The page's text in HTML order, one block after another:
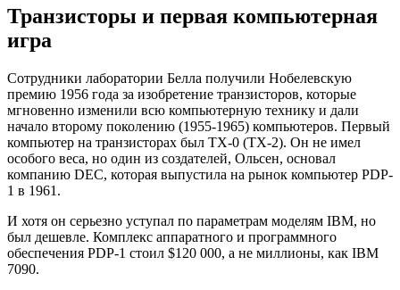
Транзисторы и первая компьютерная
игра
Сотрудники лаборатории Белла получили Нобелевскую
премию 1956 года за изобретение транзисторов, которые
мгновенно изменили всю компьютерную технику и дали
начало второму поколению (1955-1965) компьютеров. Первый
компьютер на транзисторах был TX-0 (TX-2). Он не имел
особого веса, но один из создателей, Ольсен, основал
компанию DEC, которая выпустила на рынок компьютер PDP-
1 в 1961.
И хотя он серьезно уступал по параметрам моделям IBM, но
был дешевле. Комплекс аппаратного и программного
обеспечения PDP-1 стоил $120 000, а не миллионы, как IBM
7090.